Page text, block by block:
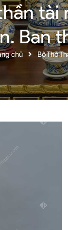
Ban
chủ Bộ Thờ